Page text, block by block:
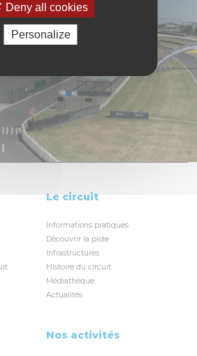
Le circuit
Informations pratiques
Découvrir la piste
Infrastructures
Histoire du circuit
Médiathèque
Actualités
Nos activités
Deny all cookies
Personalize